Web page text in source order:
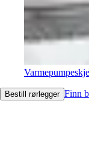
Bestill rørlegger Finn